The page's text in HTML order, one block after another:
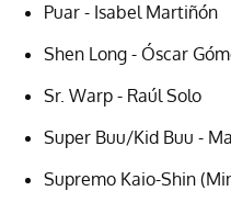
Puar - Isabel Martiñón
Shen Long - Óscar
Sr. Warp - Raúl Solo
Super Buu/Kid Buu -
Supremo Kaio-Shin